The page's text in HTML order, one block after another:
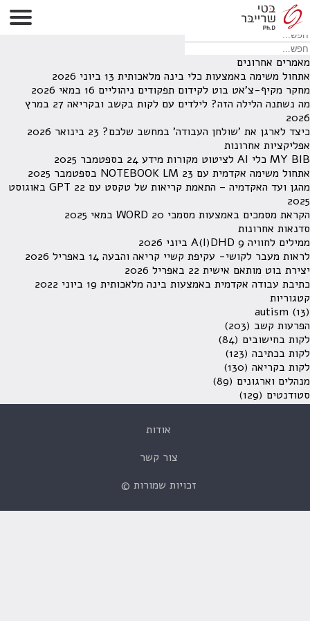
לא נמצאו תוצאות תחת קטגוריה זו.
מחפש משהו מסויים? השתמש בחיפוש
מאמרים אחרונים
אתחול משימה באמצעות כלי בינה מלאכותית 13 ביוני 2026
מחקר מקיף-צ'אט בוט לקידום תפקודים ניהוליים 16 במאי 2026
מה נשתנה הלילה הזה? לילדים עם לקות בקשב ובקריאה
27 במרץ
2026
כיצד לארגן את 'שולחן העבודה' במחשב שלכם? 23 בינואר 2026
אפליקציות אחרונות
MY BIB כלי AI לציטוט מקורות מידע
24 בספטמבר 2025
אתחול משימה אקדמית עם NOTEBOOK LM 23 בספטמבר 2025
מהגן ועד האקדמיה – התאמת קריאות של טקסט עם GPT
22 באוגוסט
2025
הקראת מסמכים באמצעות מסמכי WORD 20 במאי 2025
סדנאות אחרונות
ממילים לחוויה A(I)DHD 9 ביוני 2026
לראות מעבר לקושי- עקיפת קשיי קריאה והבעה 14 באפריל 2026
יצירת בוט מותאם אישית 22 באפריל 2026
כתיבת עבודה אקדמית באמצעות בינה מלאכותית 19 ביוני 2022
קטגוריות
autism (13)
הפרעות קשב (203)
לקות בחישובים (84)
לקות בכתיבה (123)
לקות בקריאה (130)
מנהלים וארגונים (89)
סטודנטים (129)
אודות
צור קשר
זכויות שמורות ©